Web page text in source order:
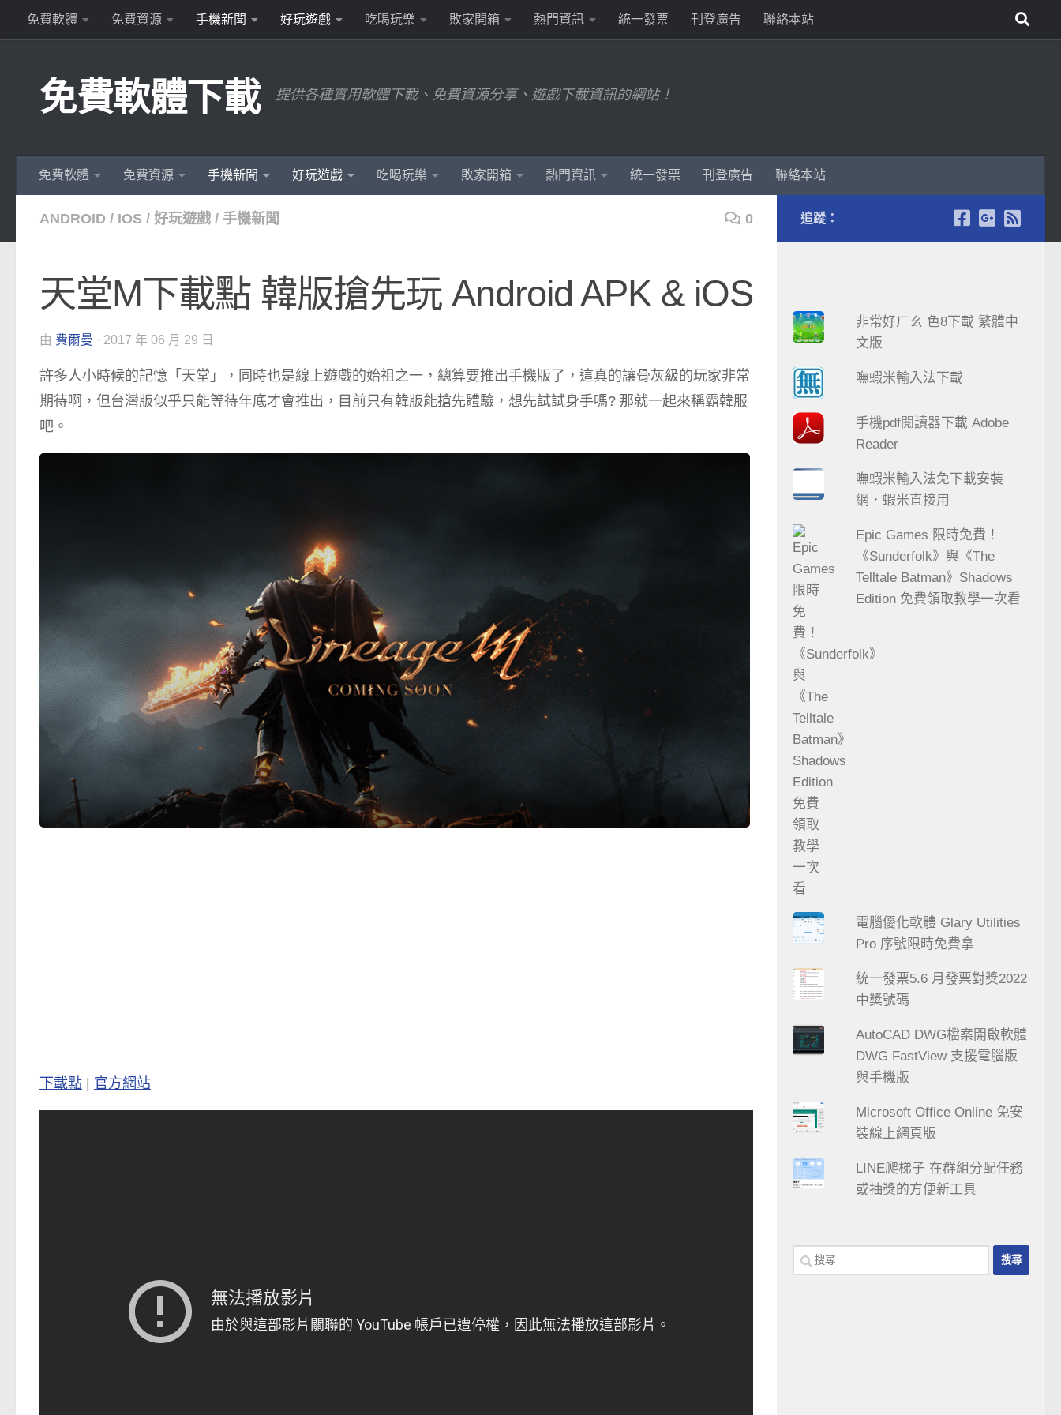
Skip to content
免費軟體 免費資源 手機新聞 好玩遊戲 吃喝玩樂 敗家開箱 熱門資訊 統一發票 刊登廣告 聯絡本站
免費軟體下載 提供各種實用軟體下載、免費資源分享、遊戲下載資訊的網站！
免費軟體 免費資源 手機新聞 好玩遊戲 吃喝玩樂 敗家開箱 熱門資訊 統一發票 刊登廣告 聯絡本站
ANDROID / IOS / 好玩遊戲 / 手機新聞 0
天堂M下載點 韓版搶先玩 Android APK & iOS
由 費爾曼 · 2017 年 06 月 29 日
許多人小時候的記憶「天堂」，同時也是線上遊戲的始祖之一，總算要推出手機版了，這真的讓骨灰級的玩家非常
期待啊，但台灣版似乎只能等待年底才會推出，目前只有韓版能搶先體驗，想先試試身手嗎? 那就一起來稱霸韓服
吧。
下載點 | 官方網站
追蹤：
非常好ㄏㄠ 色8下載 繁體中
文版
嘸蝦米輸入法下載
手機pdf閱讀器下載 Adobe
Reader
嘸蝦米輸入法免下載安裝
網．蝦米直接用
Epic Games 限時免費！
《Sunderfolk》與《The
Telltale Batman》Shadows
Edition 免費領取教學一次看
電腦優化軟體 Glary Utilities
Pro 序號限時免費拿
統一發票5.6 月發票對獎2022
中獎號碼
AutoCAD DWG檔案開啟軟體
DWG FastView 支援電腦版
與手機版
Microsoft Office Online 免安
裝線上網頁版
LINE爬梯子 在群組分配任務
或抽獎的方便新工具
搜
尋